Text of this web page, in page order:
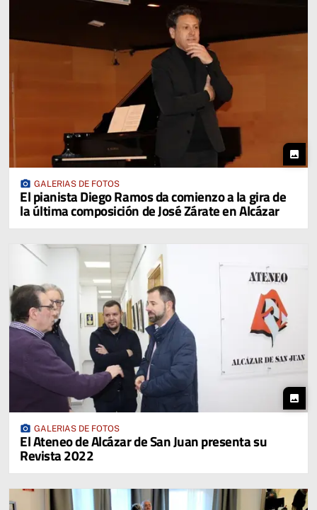
photo
photo_camera GALERIAS DE FOTOS
El pianista Diego Ramos da comienzo a la gira de
la última composición de José Zárate en Alcázar
photo
photo_camera GALERIAS DE FOTOS
El Ateneo de Alcázar de San Juan presenta su
Revista 2022